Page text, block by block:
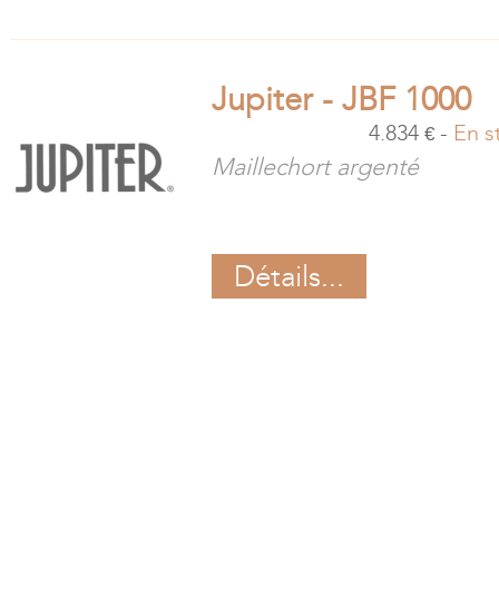
Jupiter - JBF 1000
4.834 € - En
Maillechort argenté
Détails...